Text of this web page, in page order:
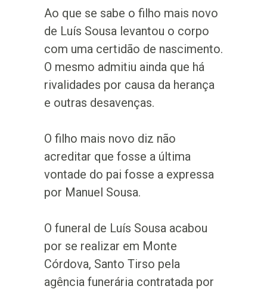
Ao que se sabe o filho mais novo
de Luís Sousa levantou o corpo
com uma certidão de nascimento.
O mesmo admitiu ainda que há
rivalidades por causa da herança
e outras desavenças.
O filho mais novo diz não
acreditar que fosse a última
vontade do pai fosse a expressa
por Manuel Sousa.
O funeral de Luís Sousa acabou
por se realizar em Monte
Córdova, Santo Tirso pela
agência funerária contratada por